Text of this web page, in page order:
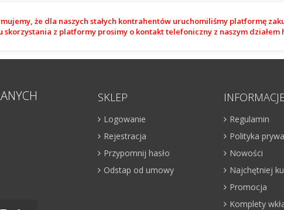
że dla naszych stałych kontrahentów uruchomiliśmy platformę
skorzystania z platformy prosimy o kontakt telefoniczny z naszym działem
SKLEP
Logowanie
Rejestracja
Przypomnij hasło
Odstap od umowy
INFORMACJE
Regulamin
Polityka
Nowości
Najchętniej
Promocja
Komplety